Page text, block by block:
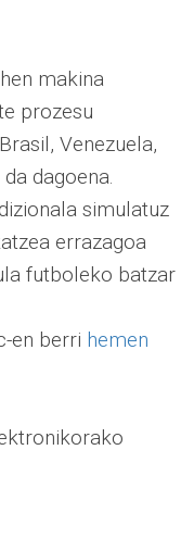
makina
prozesu
Venezuela,
dagoena.
simulatuz
errazagoa
futboleko batzar
en berri hemen